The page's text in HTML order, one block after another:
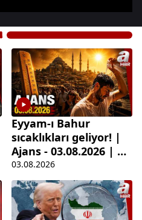
Eyyam-ı Bahur
sıcaklıkları geliyor! |
Ajans - 03.08.2026 | A
Haber
03.08.2026